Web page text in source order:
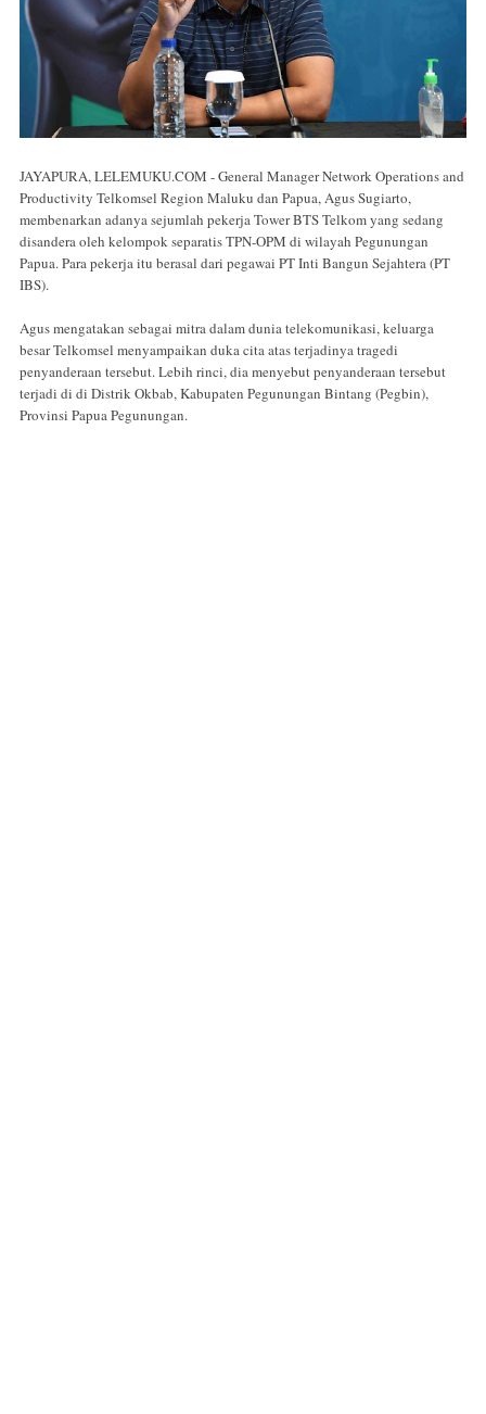
JAYAPURA, LELEMUKU.COM - General Manager Network Operations and
Productivity Telkomsel Region Maluku dan Papua, Agus Sugiarto,
membenarkan adanya sejumlah pekerja Tower BTS Telkom yang sedang
disandera oleh kelompok separatis TPN-OPM di wilayah Pegunungan
Papua. Para pekerja itu berasal dari pegawai PT Inti Bangun Sejahtera (PT
IBS).
Agus mengatakan sebagai mitra dalam dunia telekomunikasi, keluarga
besar Telkomsel menyampaikan duka cita atas terjadinya tragedi
penyanderaan tersebut. Lebih rinci, dia menyebut penyanderaan tersebut
terjadi di di Distrik Okbab, Kabupaten Pegunungan Bintang (Pegbin),
Provinsi Papua Pegunungan.